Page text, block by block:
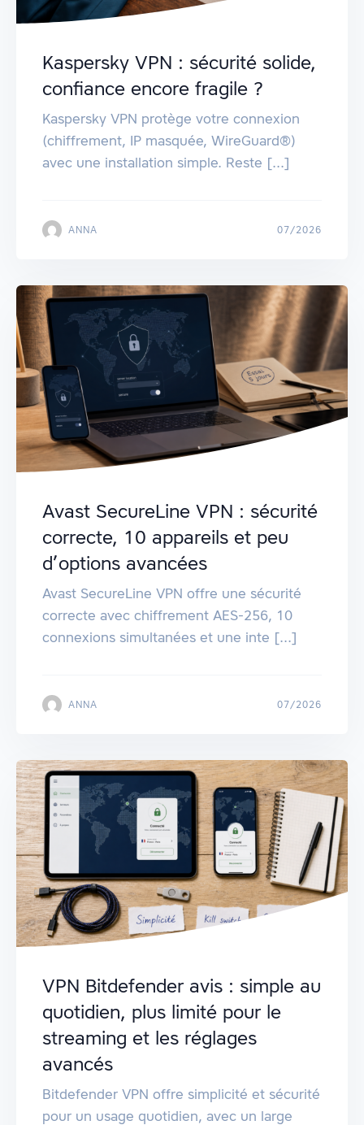
Kaspersky VPN : sécurité solide,
confiance encore fragile ?
Kaspersky VPN protège votre connexion
(chiffrement, IP masquée, WireGuard®)
avec une installation simple. Reste [...]
ANNA 07/2026
Avast SecureLine VPN : sécurité
correcte, 10 appareils et peu
d’options avancées
Avast SecureLine VPN offre une sécurité
correcte avec chiffrement AES-256, 10
connexions simultanées et une inte [...]
ANNA 07/2026
VPN Bitdefender avis : simple au
quotidien, plus limité pour le
streaming et les réglages
avancés
Bitdefender VPN offre simplicité et sécurité
pour un usage quotidien, avec un large